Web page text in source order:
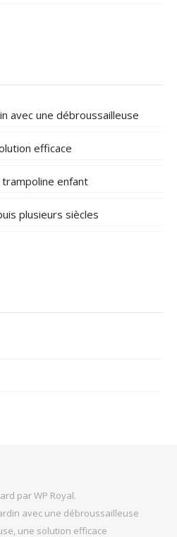
avec une débroussailleuse
efficace
enfant
plusieurs siècles
parWP Royal.
avec une débroussailleuse
une solution efficace